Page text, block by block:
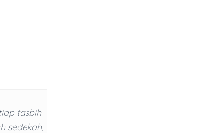
tasbih
sedekah,